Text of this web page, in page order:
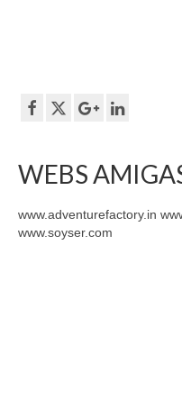
WEBS
www.adventurefactory.in
www.soyser.com